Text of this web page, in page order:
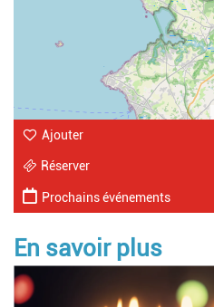
Ajouter
Réserver
Prochains événements
En savoir plus